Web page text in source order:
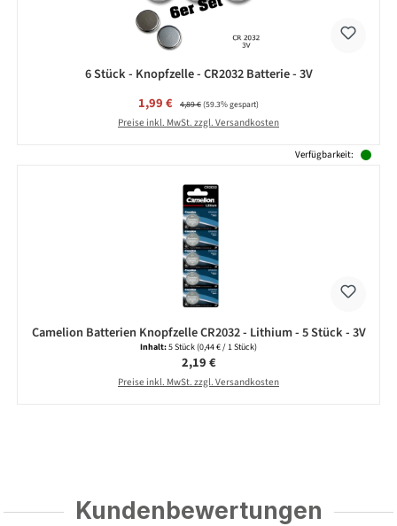
6 Stück - Knopfzelle - CR2032 Batterie - 3V
Verkaufspreis:
1,99 € Regulärer Preis:
4,89 €(59.3% gespart)
Preise inkl. MwSt. zzgl. Versandkosten
Verfügbarkeit:
Camelion Batterien Knopfzelle CR2032 - Lithium - 5 Stück - 3V
Inhalt:5 Stück(0,44 € / 1 Stück)
Regulärer Preis:
2,19 €
Preise inkl. MwSt. zzgl. Versandkosten
Kundenbewertungen